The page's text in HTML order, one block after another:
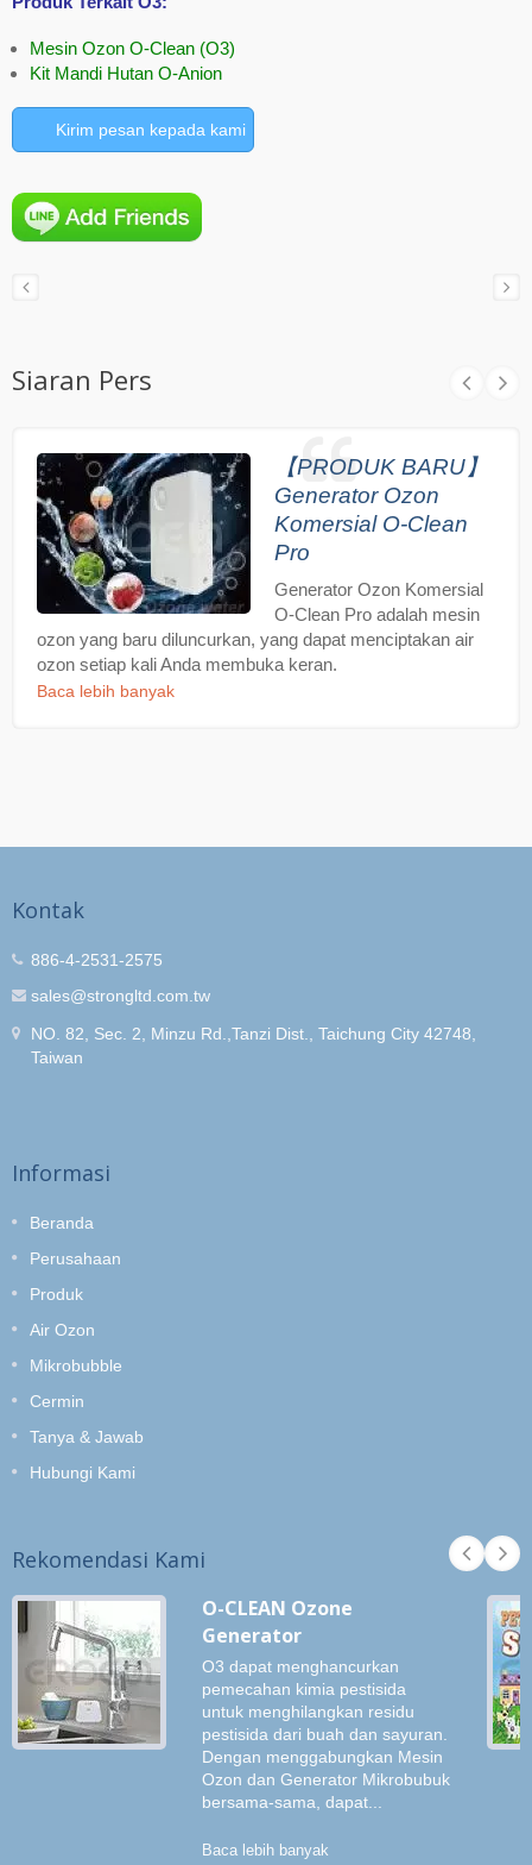
Mesin Ozon O-Clean (O3)
Kit Mandi Hutan O-Anion
Kirim pesan kepada kami
Siaran Pers
【PRODUK BARU】
Generator Ozon
Komersial O-Clean
Pro
Generator Ozon Komersial
O-Clean Pro adalah mesin
ozon yang baru diluncurkan, yang dapat menciptakan air
ozon setiap kali Anda membuka keran.
Baca lebih banyak
Kontak
886-4-2531-2575
sales@strongltd.com.tw
NO. 82, Sec. 2, Minzu Rd.,Tanzi Dist., Taichung City 42748,
Taiwan
Informasi
Beranda
Perusahaan
Produk
Air Ozon
Mikrobubble
Cermin
Tanya & Jawab
Hubungi Kami
Rekomendasi Kami
O-CLEAN Ozone
Generator
O3 dapat menghancurkan
pemecahan kimia pestisida
untuk menghilangkan residu
pestisida dari buah dan sayuran.
Dengan menggabungkan Mesin
Ozon dan Generator Mikrobubuk
bersama-sama, dapat...
Baca lebih banyak